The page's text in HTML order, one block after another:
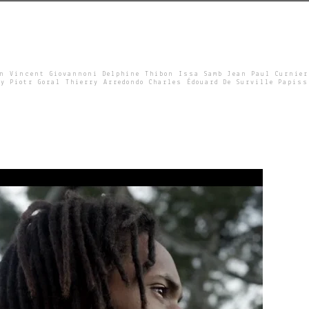
Vincent Giovannoni Delphine Thibon Issa Samb Jean Paul Curnier
Piotr Goral Thierry Arredondo Charles Édouard De Surville Papiss